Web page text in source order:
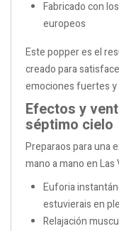
Fabricado con
europeos
Este popper es el
creado para
emociones fuertes y
Efectos y
séptimo cielo
Preparaos para una
mano a mano en Las
Euforia
estuvierais en
Relajación